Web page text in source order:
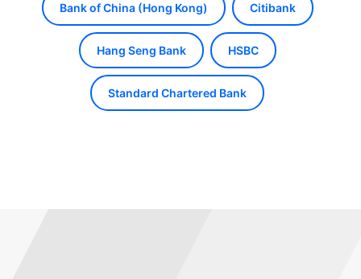
Bank of China (Hong Kong) Citibank
Hang Seng Bank HSBC
Standard Chartered Bank